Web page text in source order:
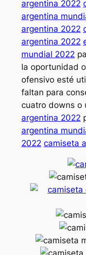
argentina 2022
argentina
argentina 2022
argentina 2022
mundial 2022
la oportunidad
ofensivo esté
faltan para
cuatro downs o
argentina 2022
argentina
2022 camiseta